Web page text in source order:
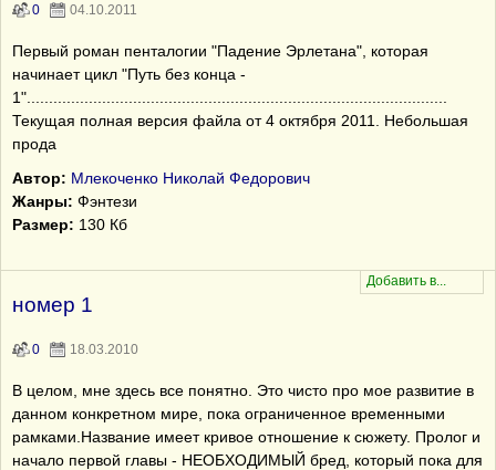
0 04.10.2011
Первый роман пенталогии "Падение Эрлетана", которая
начинает цикл "Путь без конца -
1"...............................................................................................
Текущая полная версия файла от 4 октября 2011. Небольшая
прода
Автор: Млекоченко Николай Федорович
Жанры: Фэнтези
Размер: 130 Кб
номер 1
0 18.03.2010
В целом, мне здесь все понятно. Это чисто про мое развитие в
данном конкретном мире, пока ограниченное временными
рамками.Название имеет кривое отношение к сюжету. Пролог и
начало первой главы - НЕОБХОДИМЫЙ бред, который пока для